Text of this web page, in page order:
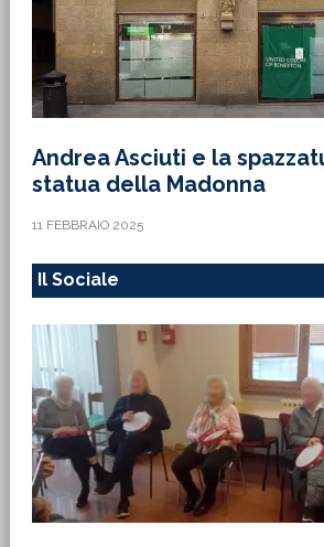
Andrea Asciuti e la
statua della Madonna
11 FEBBRAIO 2025
Il Sociale